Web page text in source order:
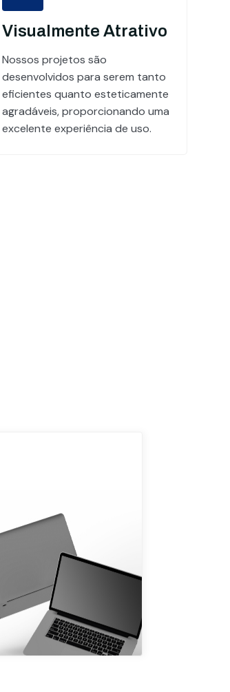
Visualmente Atrativo
Nossos projetos são
desenvolvidos para serem tanto
eficientes quanto esteticamente
agradáveis, proporcionando uma
excelente experiência de uso.